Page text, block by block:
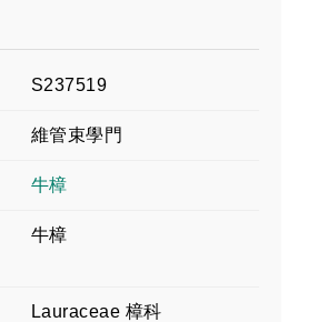
S237519
維管束學門
牛樟
牛樟
Lauraceae 樟科